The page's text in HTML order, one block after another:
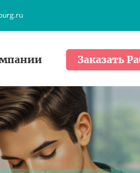
Заказать